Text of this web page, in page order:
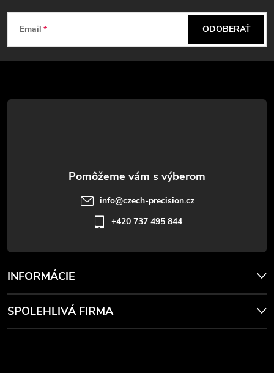
Z
á
ä
Email ODOBERAŤ
INFORMÁCIE
SPOLEHLIVÁ FIRMA
info@czech-precision.cz
+420 737 495 844